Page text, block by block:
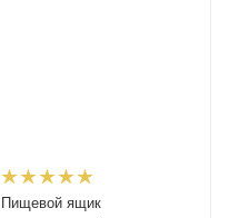
Пищевой ящик